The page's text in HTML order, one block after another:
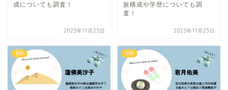
成についても調査！
2025年11月25日
族構成や学歴についても調
査！
2025年11月25日
芸能 芸能